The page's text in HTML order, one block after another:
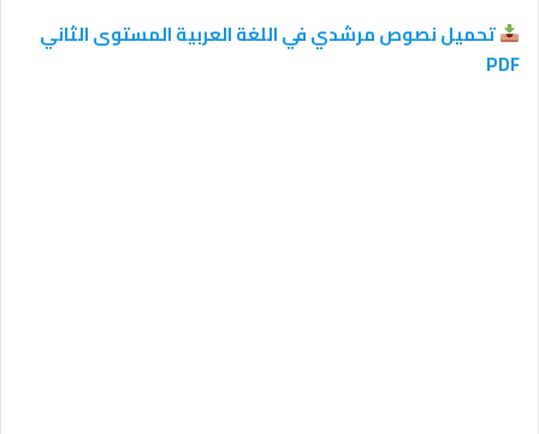
تحميل نصوص مرشدي في اللغة العربية المستوى الثاني
PDF